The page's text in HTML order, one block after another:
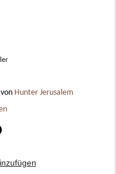
von Hunter Jerusalem